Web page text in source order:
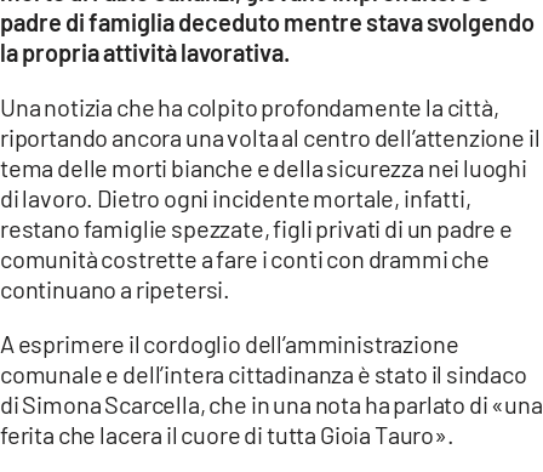
LACONAIR.IT
ILREGGINO.IT
COSENZACHANNEL.IT
ILVIBONESE.IT
CATANZAROCHANNEL.IT
LACAPITALENEWS.IT
App
padre di famiglia deceduto mentre stava svolgendo
la propria attività lavorativa.
Una notizia che ha colpito profondamente la città,
riportando ancora una volta al centro dell’attenzione il
tema delle morti bianche e della sicurezza nei luoghi
di lavoro. Dietro ogni incidente mortale, infatti,
restano famiglie spezzate, figli privati di un padre e
comunità costrette a fare i conti con drammi che
continuano a ripetersi.
A esprimere il cordoglio dell’amministrazione
comunale e dell’intera cittadinanza è stato il sindaco
di Simona Scarcella, che in una nota ha parlato di «una
ferita che lacera il cuore di tutta Gioia Tauro».